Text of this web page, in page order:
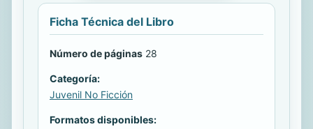
Ficha Técnica del Libro
Número de páginas 28
Categoría:
Juvenil No Ficción
Formatos disponibles: